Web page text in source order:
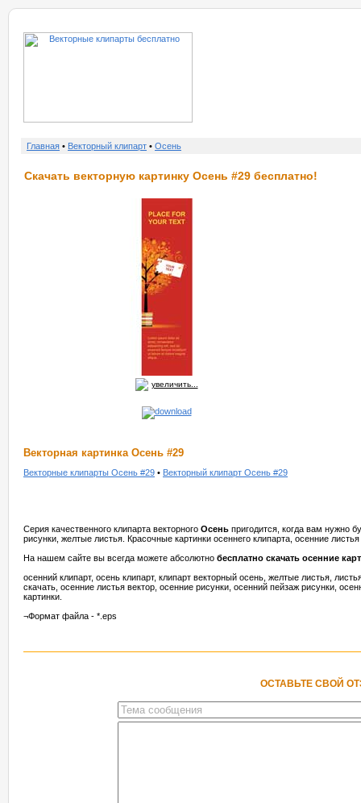
Главная • Векторный клипарт • Осень
Скачать векторную картинку Осень #29 бесплатно!
увеличить...
Векторная картинка Осень #29
Векторные клипарты Осень #29 • Векторный клипарт Осень #29
Серия качественного клипарта векторного Осень пригодится, когда вам нужно
рисунки, желтые листья. Красочные картинки осеннего клипарта, осенние
На нашем сайте вы всегда можете абсолютно бесплатно скачать осенние
осенний клипарт, осень клипарт, клипарт векторный осень, желтые листья,
скачать, осенние листья вектор, осенние рисунки, осенний пейзаж рисунки,
картинки.
¬Формат файла - *.eps
ОСТАВЬТЕ СВОЙ